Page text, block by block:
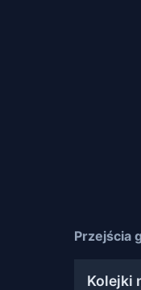
Przejścia
Kolejki